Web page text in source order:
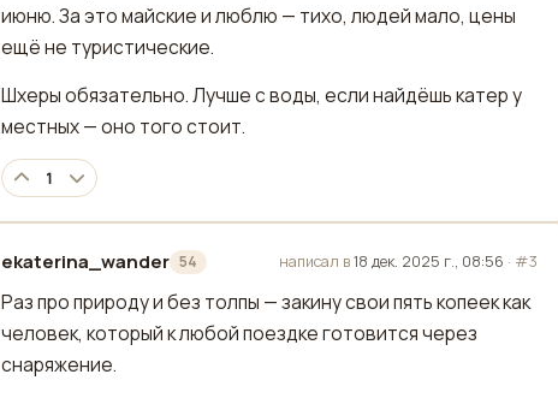
июню. За это майские и люблю — тихо, людей мало, цены
ещё не туристические.
Шхеры обязательно. Лучше с воды, если найдёшь катер у
местных — оно того стоит.
1
ekaterina_wander 54
отредактировано написал в18 дек. 2025 г., 08:56 · #3
Раз про природу и без толпы — закину свои пять копеек как
человек, который к любой поездке готовится через
снаряжение.